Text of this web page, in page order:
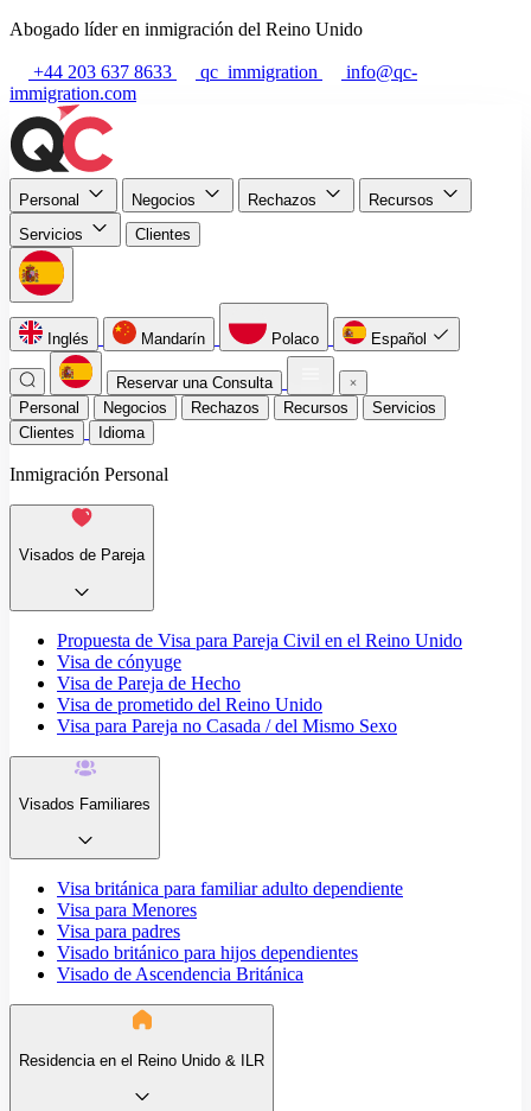
Abogado líder en inmigración del Reino Unido
+44 203 637 8633 qc_immigration
info@qc-
immigration.com
Personal Negocios Rechazos
Recursos
Servicios
Clientes
Inglés Mandarín Polaco Español
Reservar una Consulta
Personal
Negocios Rechazos Recursos
Servicios
Clientes
Idioma
Inmigración Personal
Visados de Pareja
Propuesta de Visa para Pareja Civil en el Reino Unido
Visa de cónyuge
Visa de Pareja de Hecho
Visa de prometido del Reino Unido
Visa para Pareja no Casada / del Mismo Sexo
Visados Familiares
Visa británica para familiar adulto dependiente
Visa para Menores
Visa para padres
Visado británico para hijos dependientes
Visado de Ascendencia Británica
Residencia en el Reino Unido & ILR